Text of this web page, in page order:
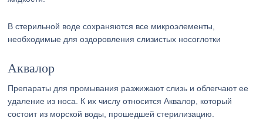
В стерильной воде сохраняются все микроэлементы,
необходимые для оздоровления слизистых носоглотки
Аквалор
Препараты для промывания разжижают слизь и облегчают ее
удаление из носа. К их числу относится Аквалор, который
состоит из морской воды, прошедшей стерилизацию.